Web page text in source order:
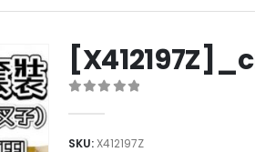
SKU:X412197Z